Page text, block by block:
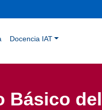
Docencia IAT
Básico del